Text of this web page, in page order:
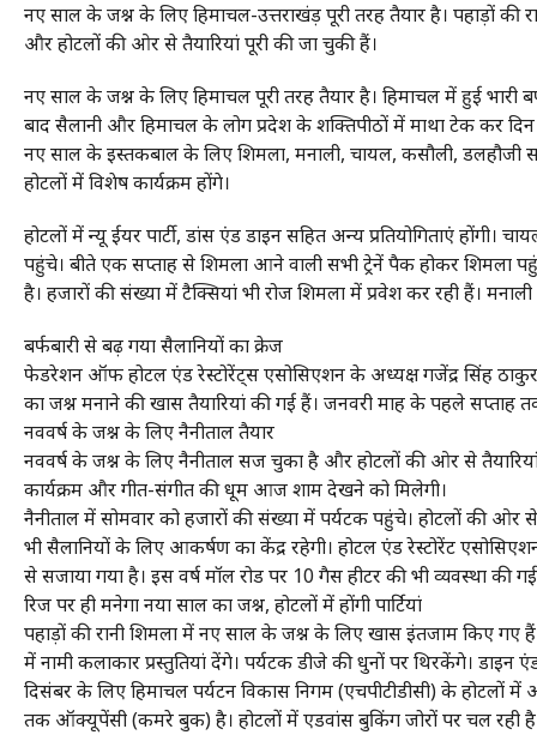
नए साल के जश्न के लिए हिमाचल-उत्तराखंड़ पूरी तरह तैयार है। पहाड़ों
और होटलों की ओर से तैयारियां पूरी की जा चुकी हैं।
नए साल के जश्न के लिए हिमाचल पूरी तरह तैयार है। हिमाचल में हुई भारी
बाद सैलानी और हिमाचल के लोग प्रदेश के शक्तिपीठों में माथा टेक कर
नए साल के इस्तकबाल के लिए शिमला, मनाली, चायल, कसौली,
होटलों में विशेष कार्यक्रम होंगे।
होटलों में न्यू ईयर पार्टी, डांस एंड डाइन सहित अन्य प्रतियोगिताएं होंगी।
पहुंचे। बीते एक सप्ताह से शिमला आने वाली सभी ट्रेनें पैक होकर शिमला
है। हजारों की संख्या में टैक्सियां भी रोज शिमला में प्रवेश कर रही हैं।
बर्फबारी से बढ़ गया सैलानियों का क्रेज
फेडरेशन ऑफ होटल एंड रेस्टोरेंट्स एसोसिएशन के अध्यक्ष गजेंद्र सिंह
का जश्न मनाने की खास तैयारियां की गई हैं। जनवरी माह के पहले सप्ताह
नववर्ष के जश्न के लिए नैनीताल तैयार
नववर्ष के जश्न के लिए नैनीताल सज चुका है और होटलों की ओर से
कार्यक्रम और गीत-संगीत की धूम आज शाम देखने को मिलेगी।
नैनीताल में सोमवार को हजारों की संख्या में पर्यटक पहुंचे। होटलों की ओर
भी सैलानियों के लिए आकर्षण का केंद्र रहेगी। होटल एंड रेस्टोरेंट
से सजाया गया है। इस वर्ष मॉल रोड पर 10 गैस हीटर की भी व्यवस्था की
रिज पर ही मनेगा नया साल का जश्न, होटलों में होंगी पार्टियां
पहाड़ों की रानी शिमला में नए साल के जश्न के लिए खास इंतजाम किए गए
में नामी कलाकार प्रस्तुतियां देंगे। पर्यटक डीजे की धुनों पर थिरकेंगे।
दिसंबर के लिए हिमाचल पर्यटन विकास निगम (एचपीटीडीसी) के
तक ऑक्यूपेंसी (कमरे बुक) है। होटलों में एडवांस बुकिंग जोरों पर चल रही